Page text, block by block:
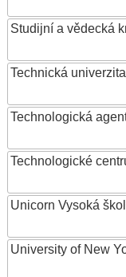
Studijní a vědecká
Technická
Technologická
Technologické
Unicorn Vysoká
University of New